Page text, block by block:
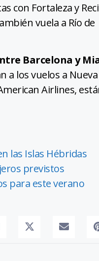
con Fortaleza y
vuela a Río de
Barcelona y
a los vuelos a Nueva
Airlines,
las Islas Hébridas
previstos
para este verano